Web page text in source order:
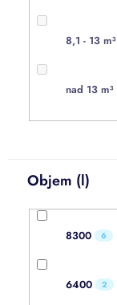
8,1 - 13 m³
nad 13 m³
Objem (l)
8300 6
6400 2